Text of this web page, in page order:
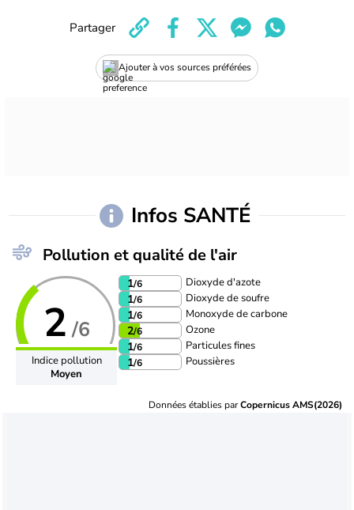
Ajouter à vos sources préférées
Partager
Infos SANTÉ
Pollution et qualité de l'air
2 /6
Indice pollution
Moyen
1/6 Dioxyde d'azote
1/6 Dioxyde de soufre
1/6 Monoxyde de carbone
2/6 Ozone
1/6 Particules fines
1/6 Poussières
Données établies parCopernicus AMS(2026)